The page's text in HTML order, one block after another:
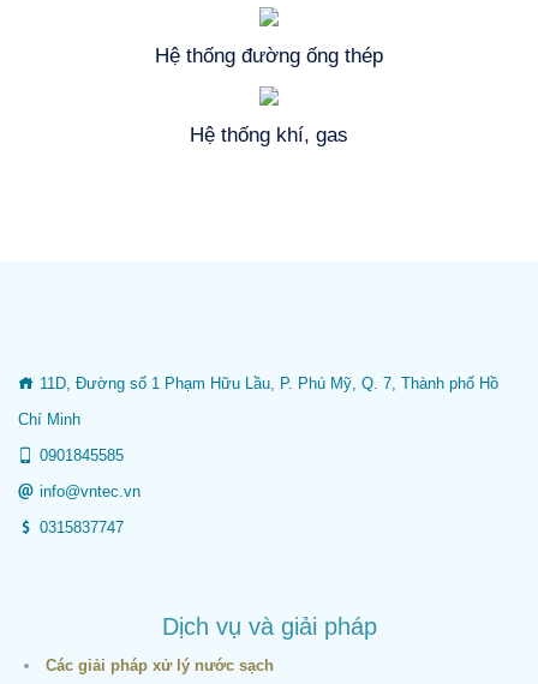
Hệ thống đường ống thép
Hệ thống khí, gas
11D, Đường số 1 Phạm Hữu Lầu, P. Phú Mỹ, Q. 7, Thành phố Hồ
Chí Minh
0901845585
info@vntec.vn
0315837747
Dịch vụ và giải pháp
Các giải pháp xử lý nước sạch